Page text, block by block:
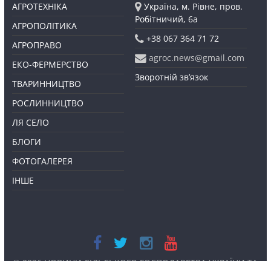
АГРОТЕХНІКА
АГРОПОЛІТИКА
АГРОПРАВО
ЕКО-ФЕРМЕРСТВО
ТВАРИННИЦТВО
РОСЛИННИЦТВО
ЛЯ СЕЛО
БЛОГИ
ФОТОГАЛЕРЕЯ
ІНШЕ
Україна, м. Рівне, пров.
Робітничий, 6а
+38 067 364 71 72
agroc.news@gmail.com
Зворотній зв’язок